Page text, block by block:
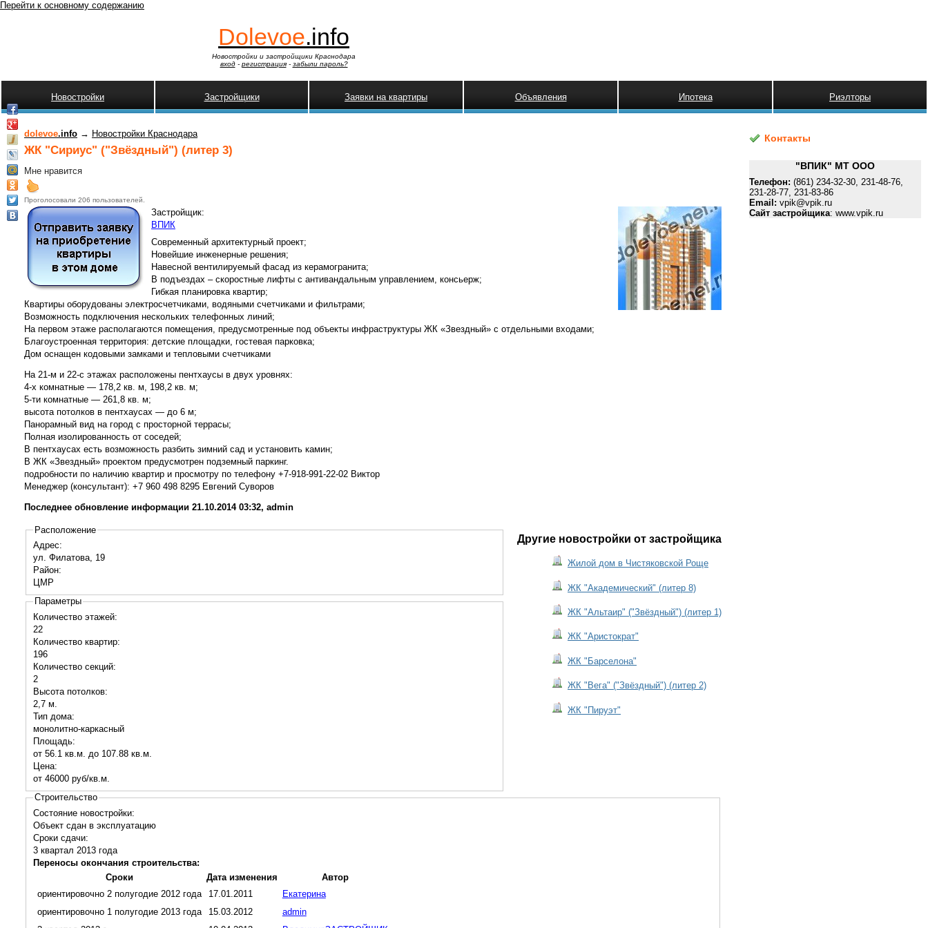
Перейти к основному содержанию
Dolevoe.info
Новостройки и застройщики Краснодара
вход- регистрация- забыли пароль?
Новостройки Застройщики Заявки на квартиры Объявления Ипотека Риэлторы
dolevoe.info → Новостройки Краснодара
ЖК "Сириус" ("Звёздный") (литер 3)
Мне нравится
Проголосовали 206 пользователей.
Застройщик:
ВПИК
Современный архитектурный проект;
Новейшие инженерные решения;
Навесной вентилируемый фасад из керамогранита;
В подъездах – скоростные лифты с антивандальным управлением, консьерж;
Гибкая планировка квартир;
Квартиры оборудованы электросчетчиками, водяными счетчиками и фильтрами;
Возможность подключения нескольких телефонных линий;
На первом этаже располагаются помещения, предусмотренные под объекты инфраструктуры ЖК «Звездный» с отдельными входами;
Благоустроенная территория: детские площадки, гостевая парковка;
Дом оснащен кодовыми замками и тепловыми счетчиками
На 21-м и 22-с этажах расположены пентхаусы в двух уровнях:
4-х комнатные — 178,2 кв. м, 198,2 кв. м;
5-ти комнатные — 261,8 кв. м;
высота потолков в пентхаусах — до 6 м;
Панорамный вид на город с просторной террасы;
Полная изолированность от соседей;
В пентхаусах есть возможность разбить зимний сад и установить камин;
В ЖК «Звездный» проектом предусмотрен подземный паркинг.
подробности по наличию квартир и просмотру по телефону +7-918-991-22-02 Виктор
Менеджер (консультант): +7 960 498 8295 Евгений Суворов
Последнее обновление информации 21.10.2014 03:32, admin
Другие новостройки от застройщика
Жилой дом в Чистяковской Роще
ЖК "Академический" (литер 8)
ЖК "Альтаир" ("Звёздный") (литер 1)
ЖК "Аристократ"
ЖК "Барселона"
ЖК "Вега" ("Звёздный") (литер 2)
ЖК "Пируэт"
Расположение
Адрес:
ул. Филатова, 19
Район:
ЦМР
Параметры
Количество этажей:
22
Количество квартир:
196
Количество секций:
2
Высота потолков:
2,7 м.
Тип дома:
монолитно-каркасный
Площадь:
от 56.1 кв.м. до 107.88 кв.м.
Цена:
от 46000 руб/кв.м.
Строительство
Состояние новостройки:
Объект сдан в эксплуатацию
Сроки сдачи:
3 квартал 2013года
Переносы окончания строительства:
Сроки
Дата изменения
Автор
ориентировочно 2 полугодие 2012 года
17.01.2011
Екатерина
ориентировочно 1 полугодие 2013 года
15.03.2012
admin
Контакты
"ВПИК" МТ ООО
Телефон: (861) 234-32-30, 231-48-76,
231-28-77, 231-83-86
Email: vpik@vpik.ru
Сайт застройщика: www.vpik.ru